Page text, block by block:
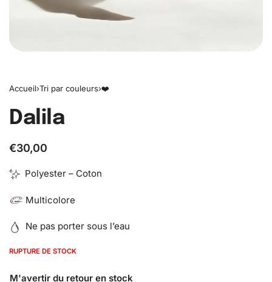
Accueil›Tri par couleurs›❤️
Dalila
€30,00
Polyester – Coton
Multicolore
Ne pas porter sous l’eau
RUPTURE DE STOCK